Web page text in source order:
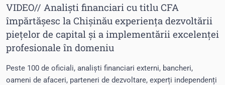
VIDEO// Analiști financiari cu titlu CFA
împărtășesc la Chișinău experiența dezvoltării
piețelor de capital și a implementării excelenței
profesionale în domeniu
Peste 100 de oficiali, analiști financiari externi, bancheri,
oameni de afaceri, parteneri de dezvoltare, experți independenți